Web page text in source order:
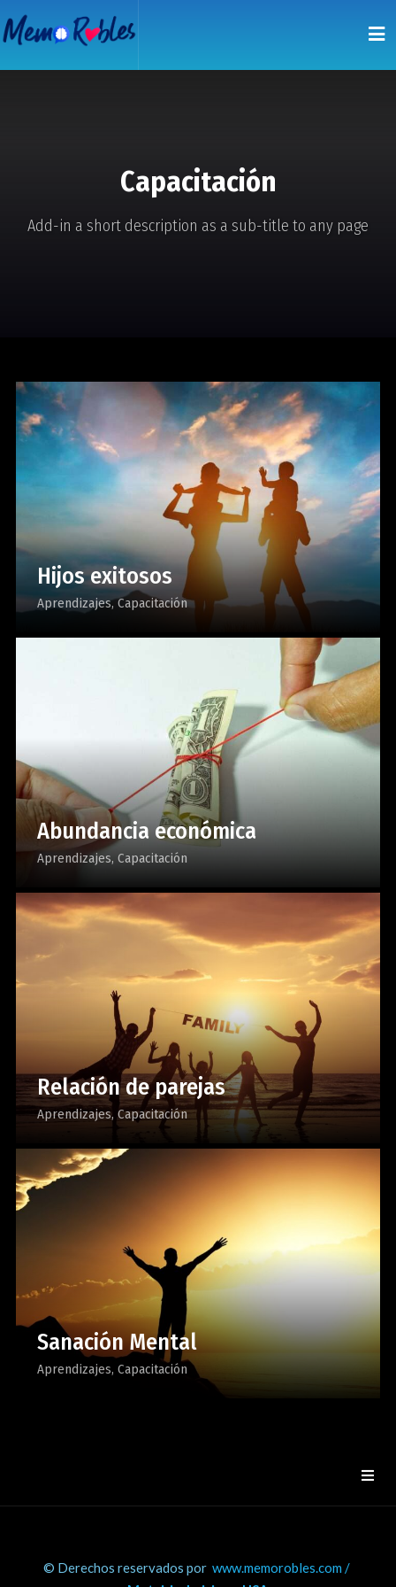
Capacitación
Add-in a short description as a sub-title to any page
Hijos exitosos
Aprendizajes Capacitación
Abundancia económica
Aprendizajes Capacitación
Relación de parejas
Aprendizajes Capacitación
Sanación Mental
Aprendizajes Capacitación
© Derechos reservados por www.memorobles.com /